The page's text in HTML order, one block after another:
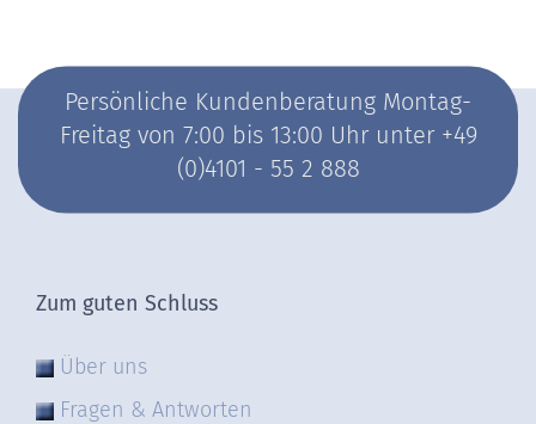
Persönliche Kundenberatung Montag-
Freitag von 7:00 bis 13:00 Uhr unter +49
(0)4101 - 55 2 888
Zum guten Schluss
Über uns
Fragen & Antworten